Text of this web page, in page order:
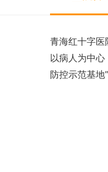
青海红十字医
以病人为中心
防控示范基地